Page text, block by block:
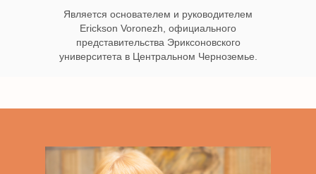
Является основателем и руководителем
Erickson Voronezh, официального
представительства Эриксоновского
университета в Центральном Черноземье.